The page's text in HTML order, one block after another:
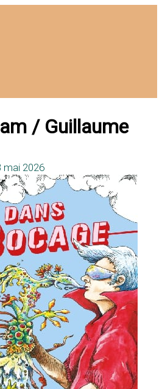
/ Guillaume
mai 2026